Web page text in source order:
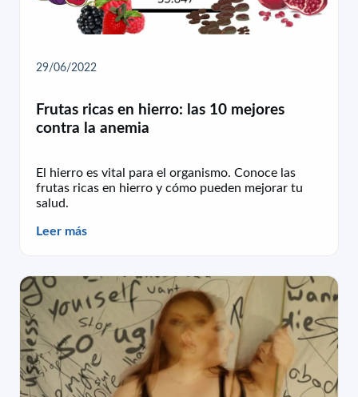
29/06/2022
Frutas ricas en hierro: las 10 mejores
contra la anemia
El hierro es vital para el organismo. Conoce las
frutas ricas en hierro y cómo pueden mejorar tu
salud.
Leer más